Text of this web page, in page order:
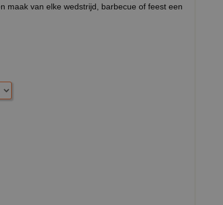
maak van elke wedstrijd, barbecue of feest een